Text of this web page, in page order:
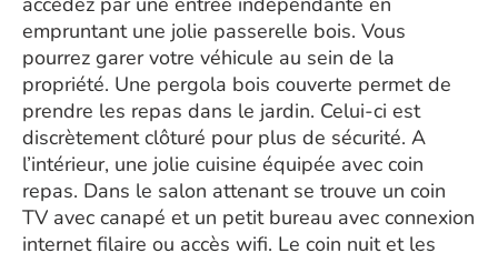
empruntant une jolie passerelle bois. Vous
pourrez garer votre véhicule au sein de la
propriété. Une pergola bois couverte permet de
prendre les repas dans le jardin. Celui-ci est
discrètement clôturé pour plus de sécurité. A
l’intérieur, une jolie cuisine équipée avec coin
repas. Dans le salon attenant se trouve un coin
TV avec canapé et un petit bureau avec connexion
internet filaire ou accès wifi. Le coin nuit et les